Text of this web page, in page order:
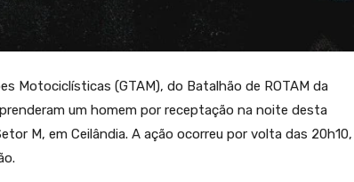
Motociclísticas (GTAM), do Batalhão de ROTAM da
um homem por receptação na noite desta
M, em Ceilândia. A ação ocorreu por volta das 20h10,